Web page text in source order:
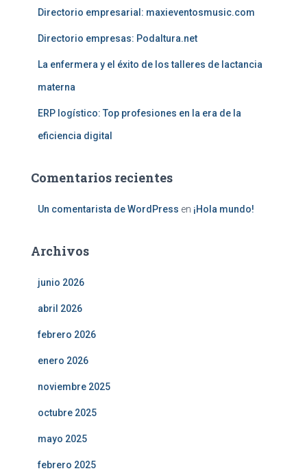
Directorio empresarial: maxieventosmusic.com
Directorio empresas: Podaltura.net
La enfermera y el éxito de los talleres de lactancia
materna
ERP logístico: Top profesiones en la era de la
eficiencia digital
Comentarios recientes
Un comentarista de WordPress en ¡Hola mundo!
Archivos
junio 2026
abril 2026
febrero 2026
enero 2026
noviembre 2025
octubre 2025
mayo 2025
febrero 2025